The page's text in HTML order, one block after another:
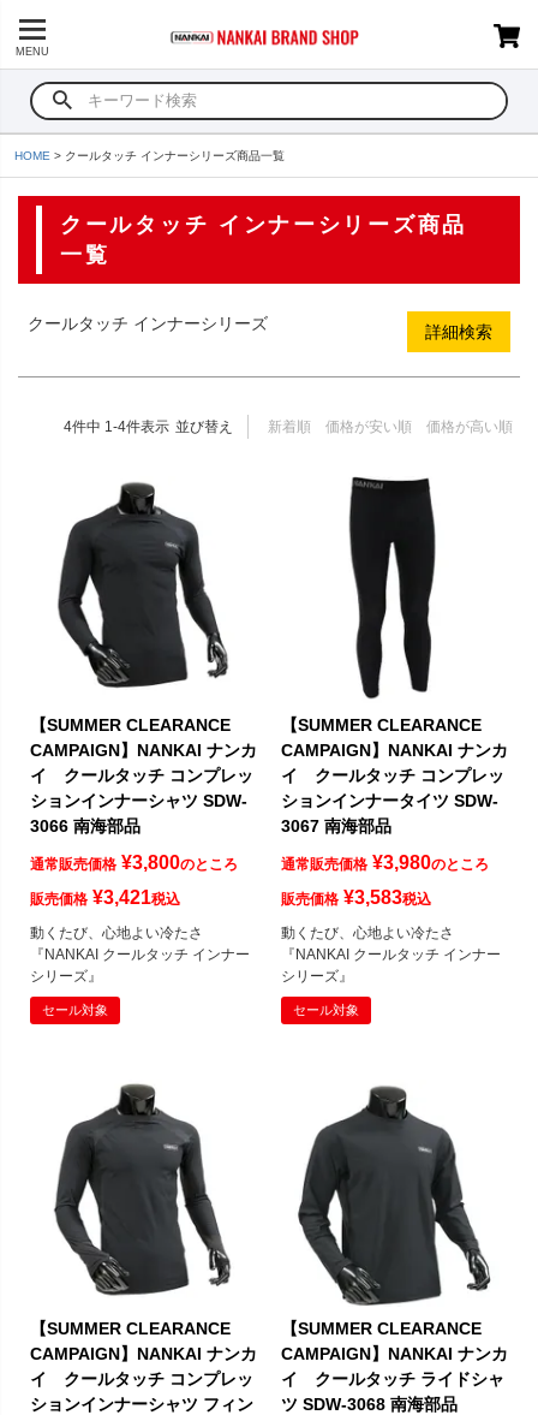
MENU
HOME クールタッチ インナーシリーズ商品一覧
クールタッチ インナーシリーズ商品
一覧
クールタッチ インナーシリーズ 詳細検索
並び順
新着順
登録順
価格が安い順
価格が高い順
優先度順
レビュー順
キーワードヒット順
並び替え 新着順 価格が安い順 価格が高い順
4件中 1-4件表示
【SUMMER CLEARANCE
CAMPAIGN】NANKAI ナンカ
イ クールタッチ コンプレッ
ションインナーシャツ SDW-
3066 南海部品
通常販売価格 ¥3,800のところ
販売価格 ¥3,421税込
動くたび、心地よい冷たさ
『NANKAI クールタッチ インナー
シリーズ』
セール対象
【SUMMER CLEARANCE
CAMPAIGN】NANKAI ナンカ
イ クールタッチ コンプレッ
ションインナータイツ SDW-
3067 南海部品
通常販売価格 ¥3,980のところ
販売価格 ¥3,583税込
動くたび、心地よい冷たさ
『NANKAI クールタッチ インナー
シリーズ』
セール対象
【SUMMER CLEARANCE
CAMPAIGN】NANKAI ナンカ
イ クールタッチ コンプレッ
ションインナーシャツ フィン
【SUMMER CLEARANCE
CAMPAIGN】NANKAI ナンカ
イ クールタッチ ライドシャ
ツ SDW-3068 南海部品